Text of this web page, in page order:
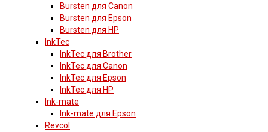
Bursten для Canon
Bursten для Epson
Bursten для HP
InkTec
InkTec для Brother
InkTec для Canon
InkTec для Epson
InkTec для HP
Ink-mate
Ink-mate для Epson
Revcol